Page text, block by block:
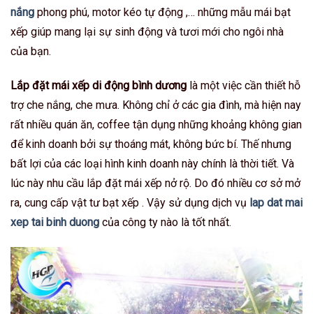
nắng phong phú, motor kéo tự động ,… những mẫu mái bạt
xếp giúp mang lại sự sinh động và tươi mới cho ngôi nhà
của bạn.
Lắp đặt mái xếp di động bình dương là một việc cần thiết hỗ
trợ che nắng, che mưa. Không chỉ ở các gia đình, mà hiện nay
rất nhiều quán ăn, coffee tận dụng những khoảng không gian
để kinh doanh bởi sự thoáng mát, không bức bí. Thế nhưng
bất lợi của các loại hình kinh doanh này chính là thời tiết. Và
lúc này nhu cầu lắp đặt mái xếp nở rộ. Do đó nhiều cơ sở mở
ra, cung cấp vật tư bạt xếp . Vậy sử dụng dịch vụ lap dat mai
xep tai binh duong của công ty nào là tốt nhất.